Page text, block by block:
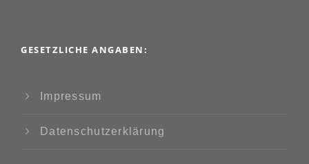
GESETZLICHE ANGABEN:
Impressum
Datenschutzerklärung